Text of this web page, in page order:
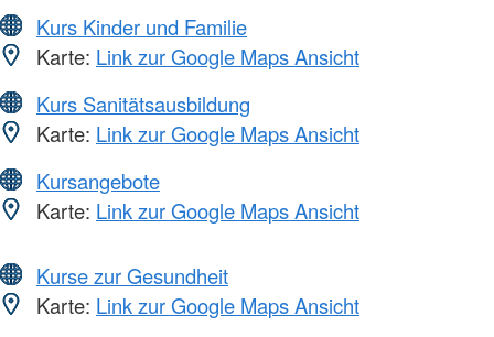
Kurs Kinder und Familie
Karte: Link zur Google Maps Ansicht
Kurs Sanitätsausbildung
Karte: Link zur Google Maps Ansicht
Kursangebote
Karte: Link zur Google Maps Ansicht
Kurse zur Gesundheit
Karte: Link zur Google Maps Ansicht